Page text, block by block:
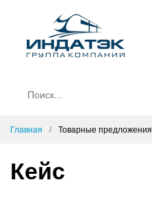
Главная Товарные предложения
Кейс